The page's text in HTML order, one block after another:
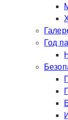
Год